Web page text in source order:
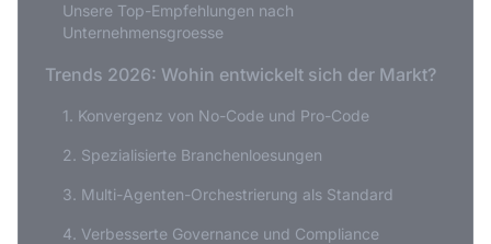
Unsere Top-Empfehlungen nach
Unternehmensgroesse
Trends 2026: Wohin entwickelt sich der Markt?
1. Konvergenz von No-Code und Pro-Code
2. Spezialisierte Branchenloesungen
3. Multi-Agenten-Orchestrierung als Standard
4. Verbesserte Governance und Compliance